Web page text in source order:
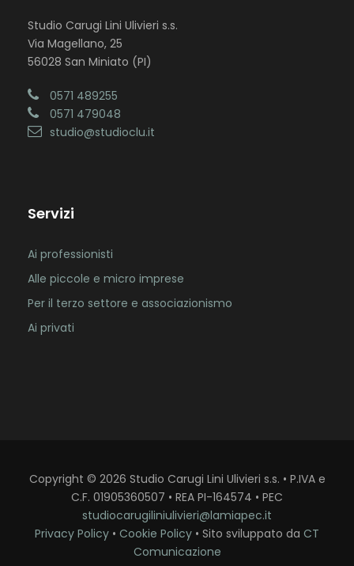
Studio Carugi Lini Ulivieri s.s.
Via Magellano, 25
56028 San Miniato (PI)
0571 489255
0571 479048
studio@studioclu.it
Servizi
Ai professionisti
Alle piccole e micro imprese
Per il terzo settore e associazionismo
Ai privati
Copyright © 2026 Studio Carugi Lini Ulivieri s.s. • P.IVA e
C.F. 01905360507 • REA PI-164574 • PEC
studiocarugiliniulivieri@lamiapec.it
Privacy Policy • Cookie Policy • Sito sviluppato da CT
Comunicazione